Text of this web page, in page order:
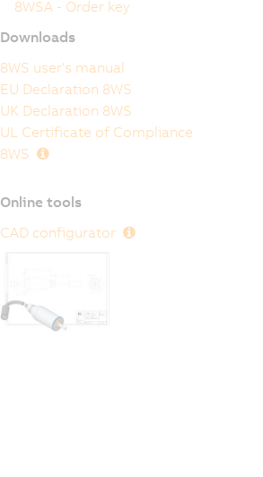
8WSA - Order key
Downloads
8WS user's manual
EU Declaration 8WS
UK Declaration 8WS
UL Certificate of Compliance
8WS
Online tools
CAD configurator